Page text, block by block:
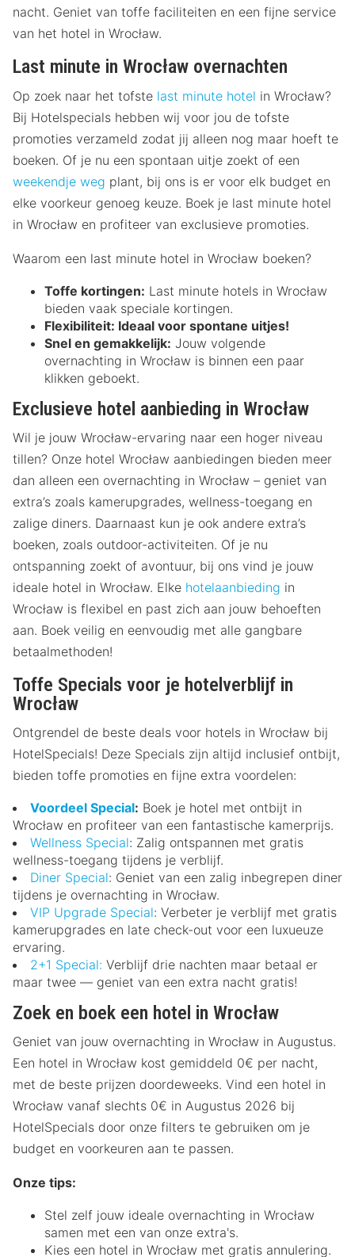
nacht. Geniet van toffe faciliteiten en een fijne service
van het hotel in Wrocław.
Last minute in Wrocław overnachten
Op zoek naar het tofste last minute hotel in Wrocław?
Bij Hotelspecials hebben wij voor jou de tofste
promoties verzameld zodat jij alleen nog maar hoeft te
boeken. Of je nu een spontaan uitje zoekt of een
weekendje weg plant, bij ons is er voor elk budget en
elke voorkeur genoeg keuze. Boek je last minute hotel
in Wrocław en profiteer van exclusieve promoties.
Waarom een last minute hotel in Wrocław boeken?
Toffe kortingen: Last minute hotels in Wrocław
bieden vaak speciale kortingen.
Flexibiliteit: Ideaal voor spontane uitjes!
Snel en gemakkelijk: Jouw volgende
overnachting in Wrocław is binnen een paar
klikken geboekt.
Exclusieve hotel aanbieding in Wrocław
Wil je jouw Wrocław-ervaring naar een hoger niveau
tillen? Onze hotel Wrocław aanbiedingen bieden meer
dan alleen een overnachting in Wrocław – geniet van
extra’s zoals kamerupgrades, wellness-toegang en
zalige diners. Daarnaast kun je ook andere extra’s
boeken, zoals outdoor-activiteiten. Of je nu
ontspanning zoekt of avontuur, bij ons vind je jouw
ideale hotel in Wrocław. Elke hotelaanbieding in
Wrocław is flexibel en past zich aan jouw behoeften
aan. Boek veilig en eenvoudig met alle gangbare
betaalmethoden!
Toffe Specials voor je hotelverblijf in
Wrocław
Ontgrendel de beste deals voor hotels in Wrocław bij
HotelSpecials! Deze Specials zijn altijd inclusief ontbijt,
bieden toffe promoties en fijne extra voordelen:
Voordeel Special: Boek je hotel met ontbijt in
Wrocław en profiteer van een fantastische kamerprijs.
Wellness Special: Zalig ontspannen met gratis
wellness-toegang tijdens je verblijf.
Diner Special: Geniet van een zalig inbegrepen diner
tijdens je overnachting in Wrocław.
VIP Upgrade Special: Verbeter je verblijf met gratis
kamerupgrades en late check-out voor een luxueuze
ervaring.
2+1 Special: Verblijf drie nachten maar betaal er
maar twee — geniet van een extra nacht gratis!
Zoek en boek een hotel in Wrocław
Geniet van jouw overnachting in Wrocław in Augustus.
Een hotel in Wrocław kost gemiddeld 0€ per nacht,
met de beste prijzen doordeweeks. Vind een hotel in
Wrocław vanaf slechts 0€ in Augustus 2026 bij
HotelSpecials door onze filters te gebruiken om je
budget en voorkeuren aan te passen.
Onze tips:
Stel zelf jouw ideale overnachting in Wrocław
samen met een van onze extra's.
Kies een hotel in Wrocław met gratis annulering.